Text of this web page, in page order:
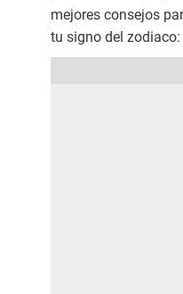
mejores consejos
tu signo del zodiaco: